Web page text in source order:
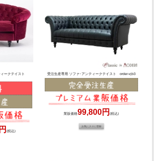
ィークテイスト
(税込)
受注生産専用 ソファ･アンティークテイスト order-vjb3
業販価格99,800円(税込)